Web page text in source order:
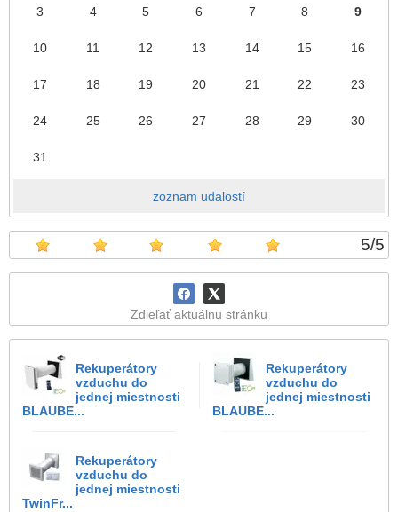
3 4 5 6 7 8 9
10 11 12 13 14 15 16
17 18 19 20 21 22 23
24 25 26 27 28 29 30
31
zoznam udalostí
5/5
Zdieľať aktuálnu stránku
Rekuperátory
vzduchu do
jednej miestnosti
BLAUBE...
Rekuperátory
vzduchu do
jednej miestnosti
BLAUBE...
Rekuperátory
vzduchu do
jednej miestnosti
TwinFr...